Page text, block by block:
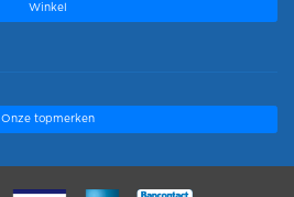
Winkel
Onze topmerken